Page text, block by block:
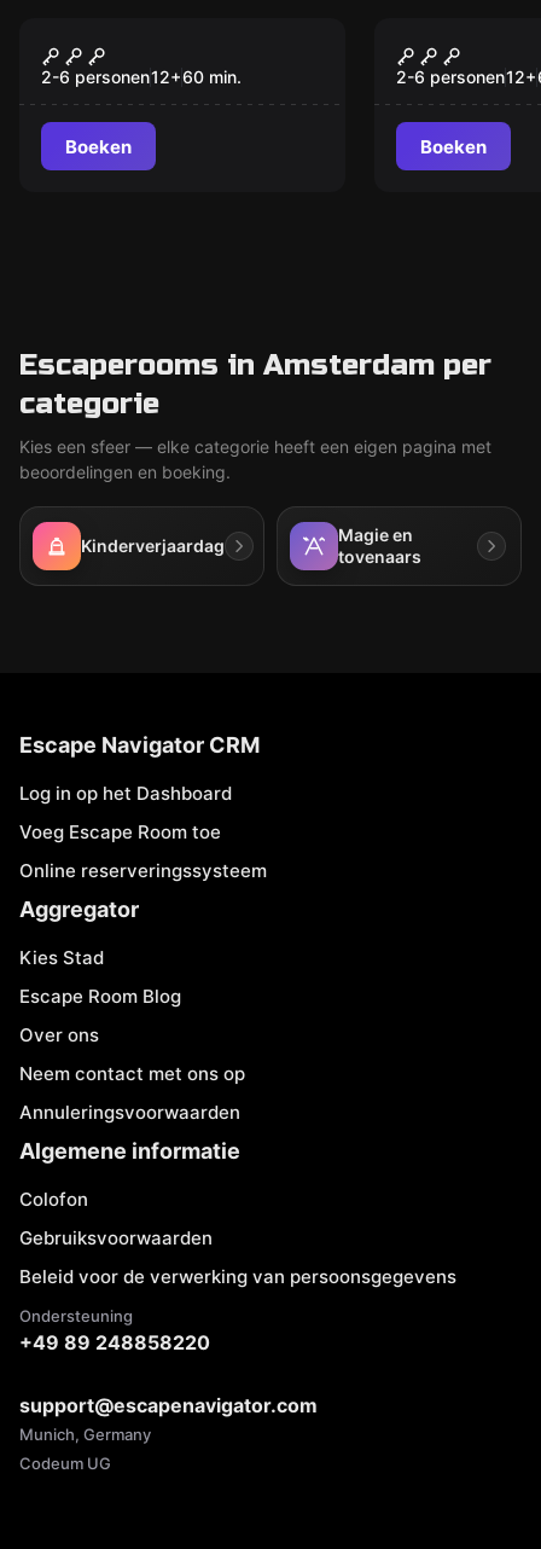
The Goodfather
2-6 personen12+60 min.
Boeken
Wild Joe
2-6 personen12+
Boeken
Escaperooms in Amsterdam per
categorie
Kies een sfeer — elke categorie heeft een eigen pagina met
beoordelingen en boeking.
Kinderverjaardag
Magie en
tovenaars
Escape Navigator CRM
Log in op het Dashboard
Voeg Escape Room toe
Online reserveringssysteem
Aggregator
Kies Stad
Escape Room Blog
Over ons
Neem contact met ons op
Annuleringsvoorwaarden
Algemene informatie
Colofon
Gebruiksvoorwaarden
Beleid voor de verwerking van persoonsgegevens
Ondersteuning
+49 89 248858220
support@escapenavigator.com
Munich, Germany
Codeum UG